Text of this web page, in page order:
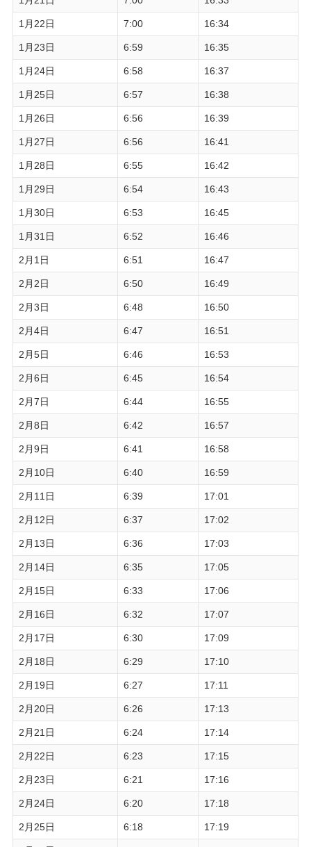
1月22日 7:00 16:34
1月23日 6:59 16:35
1月24日 6:58 16:37
1月25日 6:57 16:38
1月26日 6:56 16:39
1月27日 6:56 16:41
1月28日 6:55 16:42
1月29日 6:54 16:43
1月30日 6:53 16:45
1月31日 6:52 16:46
2月1日 6:51 16:47
2月2日 6:50 16:49
2月3日 6:48 16:50
2月4日 6:47 16:51
2月5日 6:46 16:53
2月6日 6:45 16:54
2月7日 6:44 16:55
2月8日 6:42 16:57
2月9日 6:41 16:58
2月10日 6:40 16:59
2月11日 6:39 17:01
2月12日 6:37 17:02
2月13日 6:36 17:03
2月14日 6:35 17:05
2月15日 6:33 17:06
2月16日 6:32 17:07
2月17日 6:30 17:09
2月18日 6:29 17:10
2月19日 6:27 17:11
2月20日 6:26 17:13
2月21日 6:24 17:14
2月22日 6:23 17:15
2月23日 6:21 17:16
2月24日 6:20 17:18
2月25日 6:18 17:19